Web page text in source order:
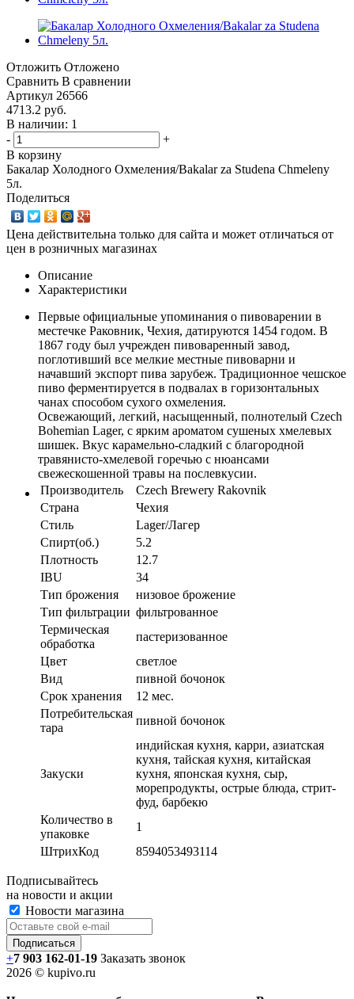
Отложить Отложено
Сравнить В сравнении
Артикул 26566
4713.2 руб.
В наличии: 1
-
+
В корзину
Бакалар Холодного Охмеления/Bakalar za Studena Chmeleny
5л.
Поделиться
Цена действительна только для сайта и может отличаться от
цен в розничных магазинах
Описание
Характеристики
Первые официальные упоминания о пивоварении в
местечке Раковник, Чехия, датируются 1454 годом. В
1867 году был учрежден пивоваренный завод,
поглотивший все мелкие местные пивоварни и
начавший экспорт пива зарубеж. Традиционное чешское
пиво ферментируется в подвалах в горизонтальных
чанах способом сухого охмеления.
Освежающий, легкий, насыщенный, полнотелый Czech
Bohemian Lager, с ярким ароматом сушеных хмелевых
шишек. Вкус карамельно-сладкий с благородной
травянисто-хмелевой горечью с нюансами
свежескошенной травы на послевкусии.
Производитель
Czech Brewery Rakovnik
Страна
Чехия
Стиль
Lager/Лагер
Спирт(об.)
5.2
Плотность
12.7
IBU
34
Тип брожения
низовое брожение
Тип фильтрации фильтрованное
Термическая
обработка
пастеризованное
Цвет
светлое
Вид
пивной бочонок
Срок хранения
12 мес.
Потребительская
тара
пивной бочонок
Закуски
индийская кухня, карри, азиатская
кухня, тайская кухня, китайская
кухня, японская кухня, сыр,
морепродукты, острые блюда, стрит-
фуд, барбекю
Количество в
упаковке
1
ШтрихКод
8594053493114
Подписывайтесь
на новости и акции
Новости магазина
+7 903 162-01-19 Заказать звонок
2026 © kupivo.ru